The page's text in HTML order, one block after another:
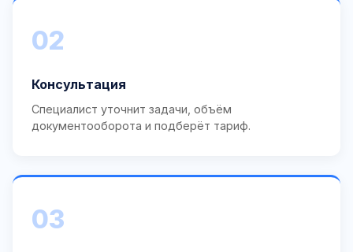
02
Консультация
Специалист уточнит задачи, объём
документооборота и подберёт тариф.
03